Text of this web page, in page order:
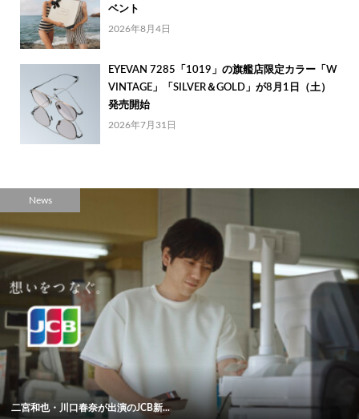
ベント
2026年8月4日
EYEVAN 7285「1019」の旗艦店限定カラー「W
VINTAGE」「SILVER＆GOLD」が8月1日（土）
発売開始
2026年7月31日
News
二宮和也・川口春奈が出演のJCB新...